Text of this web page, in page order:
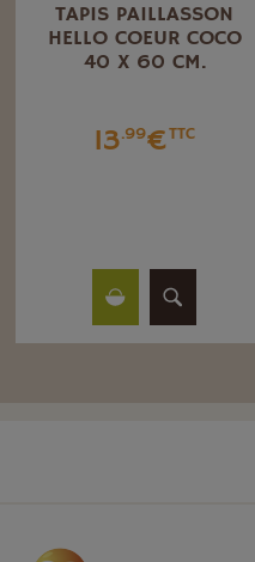
TAPIS PAILLASSON
HELLO COEUR COCO
40 X 60 CM.
13.99€TTC